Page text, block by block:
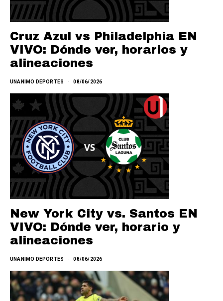
Cruz Azul vs Philadelphia EN
VIVO: Dónde ver, horarios y
alineaciones
UNANIMO DEPORTES 08/06/2026
New York City vs. Santos EN
VIVO: Dónde ver, horario y
alineaciones
UNANIMO DEPORTES 08/06/2026